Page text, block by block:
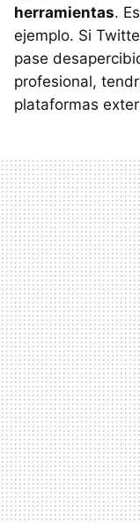
herramientas.
ejemplo. Si
pase
profesional,
plataformas